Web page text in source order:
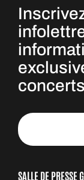
SALLE DE PRESSE